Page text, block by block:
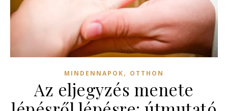
MINDENNAPOK, OTTHON
Az eljegyzés menete